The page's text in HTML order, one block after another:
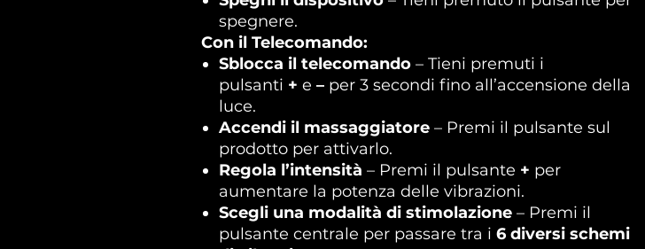
spegnere.
Con il Telecomando:
Sblocca il telecomando – Tieni premuti i
pulsanti + e – per 3 secondi fino all’accensione della
luce.
Accendi il massaggiatore – Premi il pulsante sul
prodotto per attivarlo.
Regola l’intensità – Premi il pulsante + per
aumentare la potenza delle vibrazioni.
Scegli una modalità di stimolazione – Premi il
pulsante centrale per passare tra i 6 diversi schemi